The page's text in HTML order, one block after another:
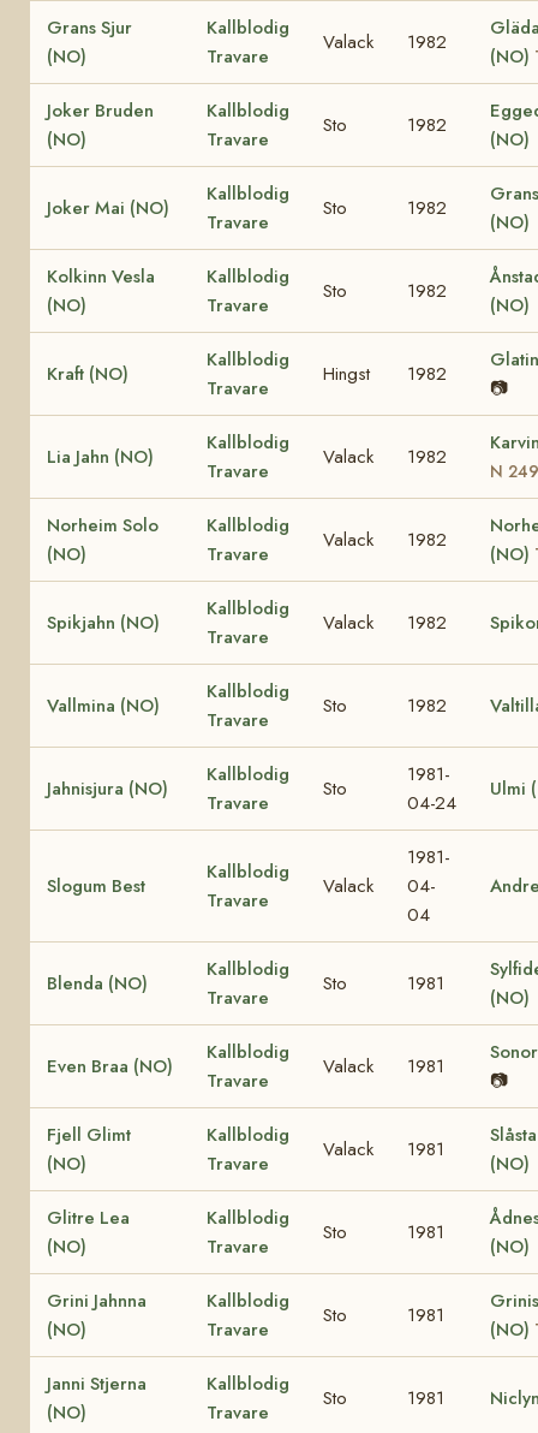
Grans Sjur
(NO)
Kallblodig
Travare
Valack 1982
(NO)
Joker Bruden
(NO)
Kallblodig
Travare
Sto 1982
(NO)
Joker Mai (NO)
Kallblodig
Travare
Sto 1982
(NO)
Kolkinn Vesla
(NO)
Kallblodig
Travare
Sto 1982
(NO)
Kraft (NO)
Kallblodig
Travare
Hingst 1982
📷
Lia Jahn (NO)
Kallblodig
Travare
Valack 1982
N
Norheim Solo
(NO)
Kallblodig
Travare
Valack 1982
(NO)
Spikjahn (NO)
Kallblodig
Travare
Valack 1982
Vallmina (NO)
Kallblodig
Travare
Sto 1982
Jahnisjura (NO)
Kallblodig
Travare
Sto
1981-
04-24
Ulmi
Slogum Best
Kallblodig
Travare
Valack
1981-
04-
04
Blenda (NO)
Kallblodig
Travare
Sto 1981
(NO)
Even Braa (NO)
Kallblodig
Travare
Valack 1981
📷
Fjell Glimt
(NO)
Kallblodig
Travare
Valack 1981
(NO)
Glitre Lea
(NO)
Kallblodig
Travare
Sto 1981
(NO)
Grini Jahnna
(NO)
Kallblodig
Travare
Sto 1981
(NO)
Janni Stjerna
(NO)
Kallblodig
Travare
Sto 1981